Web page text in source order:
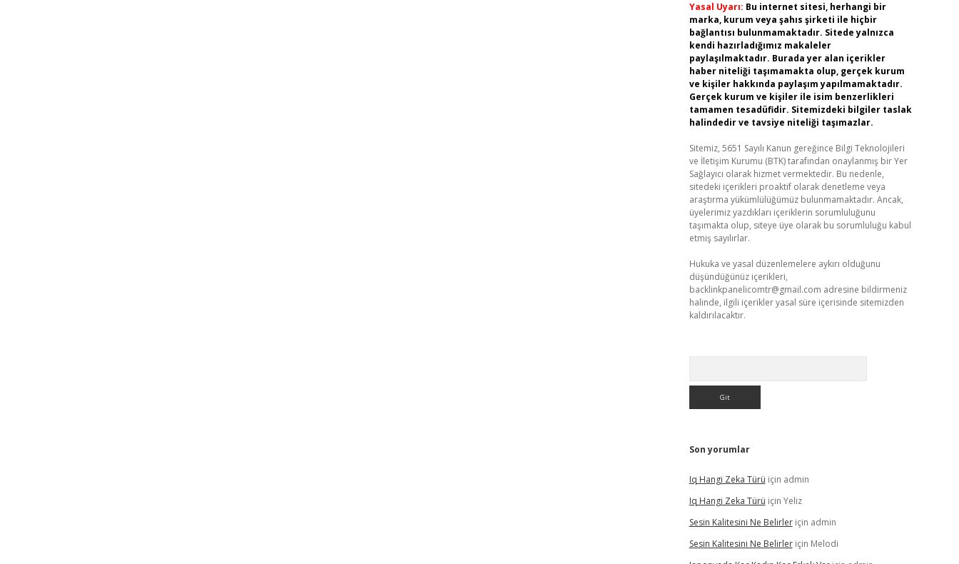
Yasal Uyarı: Bu internet sitesi, herhangi bir
marka, kurum veya şahıs şirketi ile hiçbir
bağlantısı bulunmamaktadır. Sitede yalnızca
kendi hazırladığımız makaleler
paylaşılmaktadır. Burada yer alan içerikler
haber niteliği taşımamakta olup, gerçek kurum
ve kişiler hakkında paylaşım yapılmamaktadır.
Gerçek kurum ve kişiler ile isim benzerlikleri
tamamen tesadüfidir. Sitemizdeki bilgiler taslak
halindedir ve tavsiye niteliği taşımazlar.
Sitemiz, 5651 Sayılı Kanun gereğince Bilgi Teknolojileri
ve İletişim Kurumu (BTK) tarafından onaylanmış bir Yer
Sağlayıcı olarak hizmet vermektedir. Bu nedenle,
sitedeki içerikleri proaktif olarak denetleme veya
araştırma yükümlülüğümüz bulunmamaktadır. Ancak,
üyelerimiz yazdıkları içeriklerin sorumluluğunu
taşımakta olup, siteye üye olarak bu sorumluluğu kabul
etmiş sayılırlar.
Hukuka ve yasal düzenlemelere aykırı olduğunu
düşündüğünüz içerikleri,
backlinkpanelicomtr@gmail.com adresine bildirmeniz
halinde, ilgili içerikler yasal süre içerisinde sitemizden
kaldırılacaktır.
Son yorumlar
Iq Hangi Zeka Türü için admin
Iq Hangi Zeka Türü için Yeliz
Sesin Kalitesini Ne Belirleriçin admin
Sesin Kalitesini Ne Belirleriçin Melodi